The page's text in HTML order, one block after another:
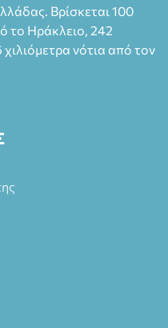
Βρίσκεται 100
το Ηράκλειο, 242
νότια από τον